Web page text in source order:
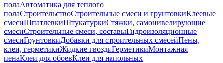
полаАвтоматика для теплого
полаСтроительствоСтроительные смеси и грунтовкиКлеевые
смесиШпатлевкиШтукатуркиСтяжки, самонивелирующие
смесиСтроительные смеси, составыГидроизоляционные
смесиГрунтовкиДобавки для строительных смесейПены,
клеи, герметикиЖидкие гвоздиГерметикиМонтажная
пенаКлеи для обоевКлеи для напольных